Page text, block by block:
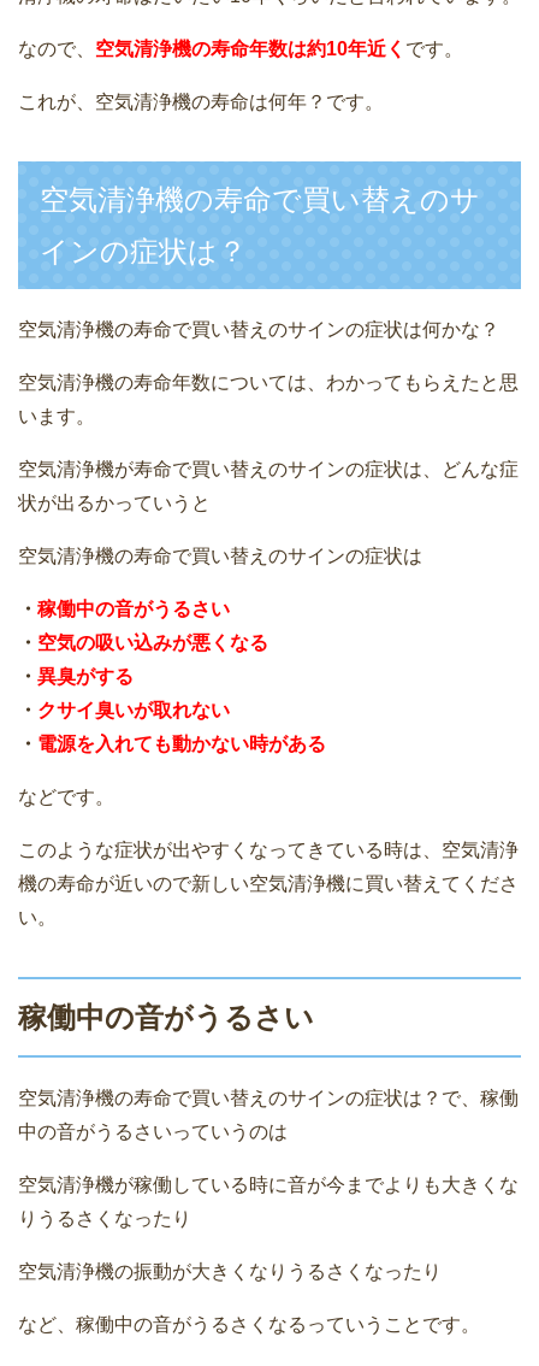
なので、 空気清浄機の寿命年数は約10年近く です。
これが、空気清浄機の寿命は何年？です。
空気清浄機の寿命で買い替えのサ
インの症状は？
空気清浄機の寿命で買い替えのサインの症状は何かな？
空気清浄機の寿命年数については、わかってもらえたと思
います。
空気清浄機が寿命で買い替えのサインの症状は、どんな症
状が出るかっていうと
空気清浄機の寿命で買い替えのサインの症状は
・ 稼働中の音がうるさい
・ 空気の吸い込みが悪くなる
・ 異臭がする
・ クサイ臭いが取れない
・ 電源を入れても動かない時がある
などです。
このような症状が出やすくなってきている時は、空気清浄
機の寿命が近いので新しい空気清浄機に買い替えてくださ
い。
稼働中の音がうるさい
空気清浄機の寿命で買い替えのサインの症状は？で、稼働
中の音がうるさいっていうのは
空気清浄機が稼働している時に音が今までよりも大きくな
りうるさくなったり
空気清浄機の振動が大きくなりうるさくなったり
など、稼働中の音がうるさくなるっていうことです。